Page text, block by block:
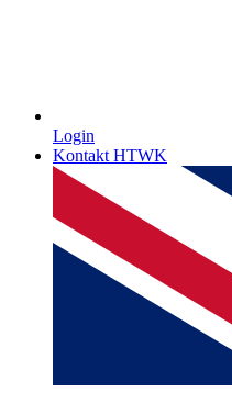
Login
Kontakt HTWK